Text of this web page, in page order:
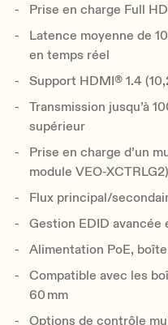
Prise en charge Full
Latence moyenne de
en temps réel
Support HDMI® 1.4
Transmission jusqu’à
supérieur
Prise en charge d’un
module VEO‑XCTRLG2)
Flux principal/
Gestion EDID avancée
Alimentation PoE,
Compatible avec les
60 mm
Options de contrôle